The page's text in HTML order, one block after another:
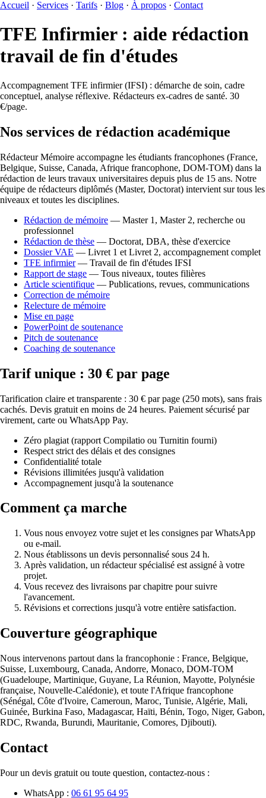
Accueil · Services · Tarifs · Blog · À propos · Contact
TFE Infirmier : aide rédaction
travail de fin d'études
Accompagnement TFE infirmier (IFSI) : démarche de soin, cadre
conceptuel, analyse réflexive. Rédacteurs ex-cadres de santé. 30
€/page.
Nos services de rédaction académique
Rédacteur Mémoire accompagne les étudiants francophones (France,
Belgique, Suisse, Canada, Afrique francophone, DOM-TOM) dans la
rédaction de leurs travaux universitaires depuis plus de 15 ans. Notre
équipe de rédacteurs diplômés (Master, Doctorat) intervient sur tous les
niveaux et toutes les disciplines.
Rédaction de mémoire — Master 1, Master 2, recherche ou
professionnel
Rédaction de thèse — Doctorat, DBA, thèse d'exercice
Dossier VAE — Livret 1 et Livret 2, accompagnement complet
TFE infirmier— Travail de fin d'études IFSI
Rapport de stage — Tous niveaux, toutes filières
Article scientifique — Publications, revues, communications
Correction de mémoire
Relecture de mémoire
Mise en page
PowerPoint de soutenance
Pitch de soutenance
Coaching de soutenance
Tarif unique : 30 € par page
Tarification claire et transparente : 30 € par page (250 mots), sans frais
cachés. Devis gratuit en moins de 24 heures. Paiement sécurisé par
virement, carte ou WhatsApp Pay.
Zéro plagiat (rapport Compilatio ou Turnitin fourni)
Respect strict des délais et des consignes
Confidentialité totale
Révisions illimitées jusqu'à validation
Accompagnement jusqu'à la soutenance
Comment ça marche
Vous nous envoyez votre sujet et les consignes par WhatsApp
ou e-mail.
Nous établissons un devis personnalisé sous 24 h.
Après validation, un rédacteur spécialisé est assigné à votre
projet.
Vous recevez des livraisons par chapitre pour suivre
l'avancement.
Révisions et corrections jusqu'à votre entière satisfaction.
Couverture géographique
Nous intervenons partout dans la francophonie : France, Belgique,
Suisse, Luxembourg, Canada, Andorre, Monaco, DOM-TOM
(Guadeloupe, Martinique, Guyane, La Réunion, Mayotte, Polynésie
française, Nouvelle-Calédonie), et toute l'Afrique francophone
(Sénégal, Côte d'Ivoire, Cameroun, Maroc, Tunisie, Algérie, Mali,
Guinée, Burkina Faso, Madagascar, Haïti, Bénin, Togo, Niger, Gabon,
RDC, Rwanda, Burundi, Mauritanie, Comores, Djibouti).
Contact
Pour un devis gratuit ou toute question, contactez-nous :
WhatsApp : 06 61 95 64 95